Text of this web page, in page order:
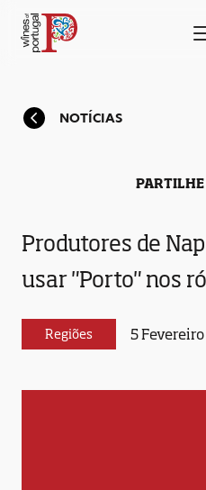
NOTÍCIAS
Produtores de
usar "Porto" nos
Regiões 5
PARTILHE